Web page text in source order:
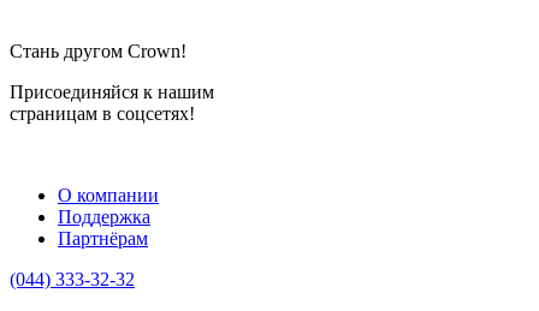
Стань другом Crown!
Присоединяйся к нашим
страницам в соцсетях!
О компании
Поддержка
Партнёрам
(044) 333-32-32